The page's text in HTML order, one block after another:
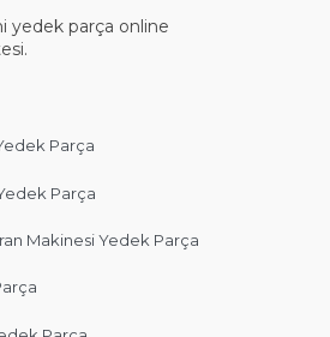
yedek parça online
Parça
Parça
Makinesi Yedek Parça